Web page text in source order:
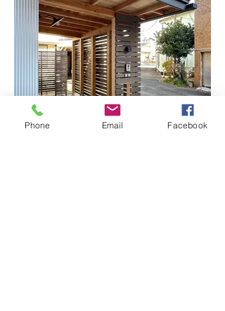
Phone Email Facebook